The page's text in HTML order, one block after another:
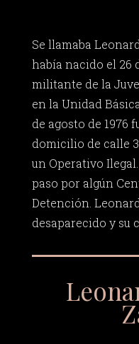
Se llamaba
había nacido el 26
militante de la
en la Unidad
de agosto de 1976
domicilio de calle
un Operativo
paso por algún
Detención.
desaparecido y su